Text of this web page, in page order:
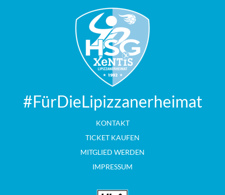
#FürDieLipizzanerheimat
KONTAKT
TICKET KAUFEN
MITGLIED WERDEN
IMPRESSUM